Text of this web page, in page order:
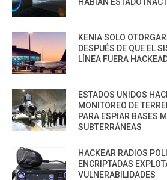
KENIA SOLO
DESPUÉS DE QUE EL
LÍNEA FUERA
ESTADOS UNIDOS
MONITOREO DE
PARA ESPIAR BASES
SUBTERRÁNEAS
HACKEAR RADIOS
ENCRIPTADAS
VULNERABILIDADES